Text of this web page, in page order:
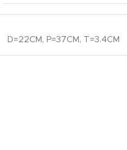
D=22CM, P=37CM, T=3.4CM